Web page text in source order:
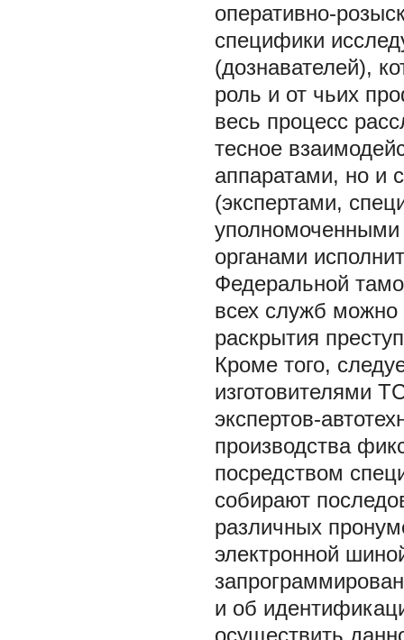
оперативно-
специфики
(дознавателей),
роль и от чьих
весь процесс
тесное
аппаратами, но и
(экспертами,
органами
Федеральной
всех служб можно
раскрытия
Кроме того,
изготовителями
экспертов-
производства
посредством
собирают
различных
электронной
и об
осуществить